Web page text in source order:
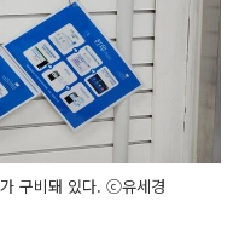
구비돼 있다. ⓒ유세경